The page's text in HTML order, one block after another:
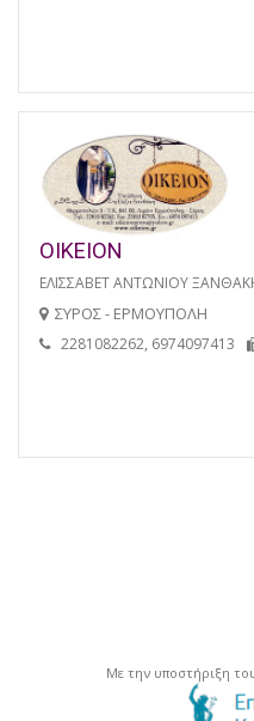
ΟΙΚΕΙΟΝ
ΕΛΙΣΣΑΒΕΤ ΑΝΤΩΝΙΟΥ
ΣΥΡΟΣ - ΕΡΜΟΥΠΟΛΗ
2281082262, 6974097413
Με την υποστήριξη